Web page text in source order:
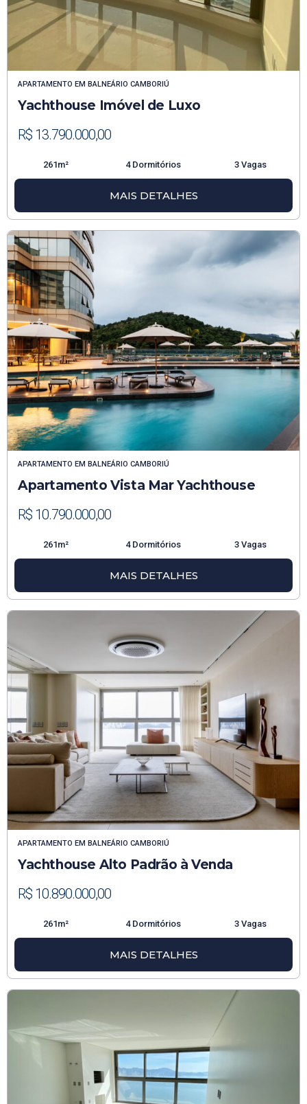
APARTAMENTO EM BALNEÁRIO CAMBORIÚ
Yachthouse Imóvel de Luxo
R$ 13.790.000,00
261m² 4 Dormitórios 3 Vagas
MAIS DETALHES
APARTAMENTO EM BALNEÁRIO CAMBORIÚ
Apartamento Vista Mar Yachthouse
R$ 10.790.000,00
261m² 4 Dormitórios 3 Vagas
MAIS DETALHES
APARTAMENTO EM BALNEÁRIO CAMBORIÚ
Yachthouse Alto Padrão à Venda
R$ 10.890.000,00
261m² 4 Dormitórios 3 Vagas
MAIS DETALHES